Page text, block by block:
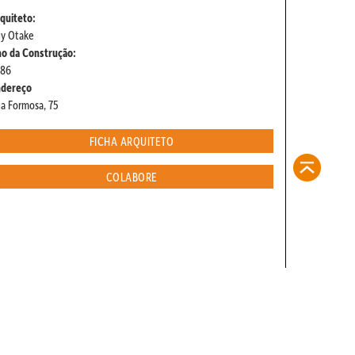
Otake
da Construção:
Formosa, 75
FICHA ARQUITETO
COLABORE